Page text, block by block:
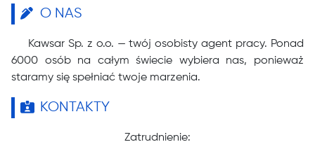
O NAS
Kawsar Sp. z o.o. — twój osobisty agent pracy. Ponad
6000 osób na całym świecie wybiera nas, ponieważ
staramy się spełniać twoje marzenia.
KONTAKTY
Zatrudnienie: